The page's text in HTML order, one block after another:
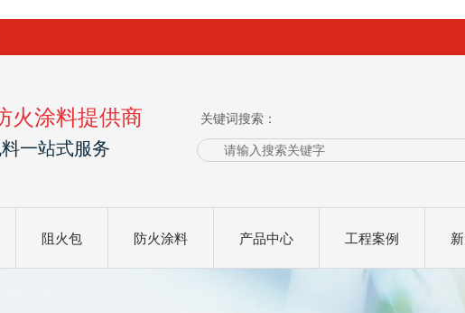
火涂料提供商
一站式服务
关键词搜索：
阻火包 防火涂料 产品中心 工程案例